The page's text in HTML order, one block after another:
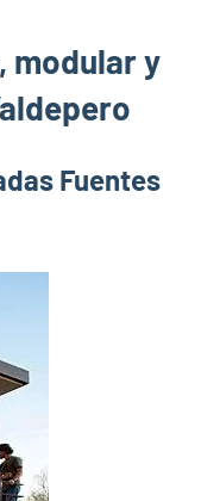
modular y
Fuentes